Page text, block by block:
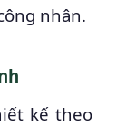
nhân.
kế theo